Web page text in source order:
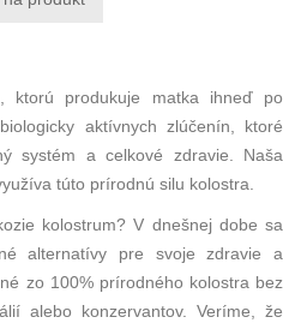
ktorú produkuje matka ihneď po
aktívnych zlúčenín, ktoré
systém a celkové zdravie. Naša
túto prírodnú silu kolostra.
kolostrum? V dnešnej dobe sa
alternatívy pre svoje zdravie a
zo 100% prírodného kolostra bez
alebo konzervantov. Veríme, že